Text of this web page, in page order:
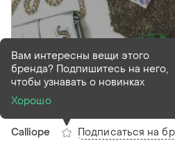
Продан
❤️красивая юбка
Calliope
Вам интересны вещи этого
бренда? Подпишитесь на него,
чтобы узнавать о новинках
Хорошо
Подписаться на